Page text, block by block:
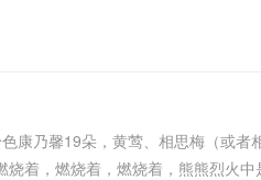
康乃馨19朵，黄莺、相思梅（或
着，燃烧着，燃烧着，熊熊烈火中